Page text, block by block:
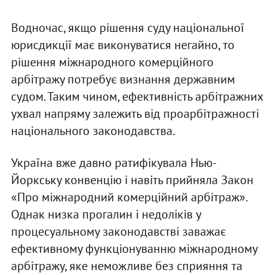
Водночас, якщо рішення суду національної
юрисдикції має виконуватися негайно, то
рішення міжнародного комерційного
арбітражу потребує визнання державним
судом. Таким чином, ефективність арбітражних
ухвал напряму залежить від проарбітражності
національного законодавства.
Україна вже давно ратифікувала Нью-
Йоркську конвенцію і навіть прийняла Закон
«Про міжнародний комерційний арбітраж».
Однак низка прогалин і недоліків у
процесуальному законодавстві заважає
ефективному функціонуванню міжнародному
арбітражу, яке неможливе без сприяння та